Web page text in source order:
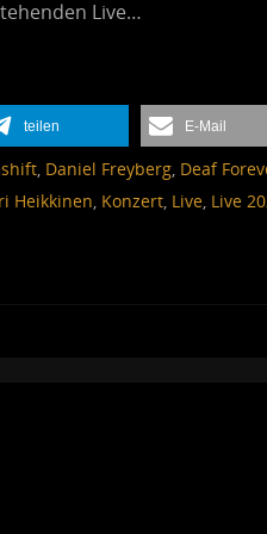
Live…
teilen E-Mail
, Daniel Freyberg, Deaf
Heikkinen, Konzert, Live, Live